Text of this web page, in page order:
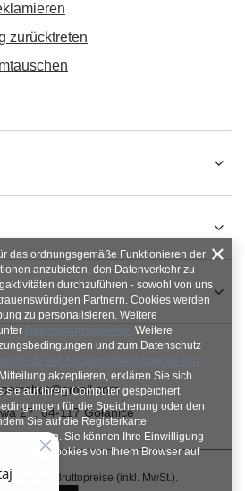
zurücktreten
27,64-117Gołanice
wir die Bruttopreise (inkl. MwSt.).
das ordnungsgemäße Funktionieren der
anzubieten, den Datenverkehr zu
durchzuführen - sowohl von uns
Partnern. Cookies werden
zu personalisieren. Weitere
Datenschutzhinweise. Weitere
und zum Datenschutz
und Nutzungsbedingungen von
akzeptieren, erklären Sie sich
sie auf Ihrem Computer gespeichert
für die Speicherung oder den
Sie auf die Registerkarte
klicken. Sie können Ihre Einwilligung
Sie die Cookies von Ihrem Browser auf